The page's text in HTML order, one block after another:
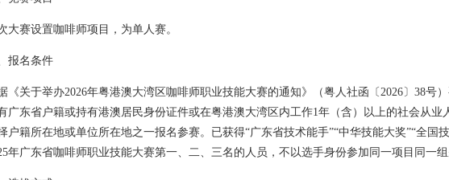
大赛设置咖啡师项目，为单人赛。
报名条件
《关于举办2026年粤港澳大湾区咖啡师职业技能大赛的通知》（粤人社函〔2026〕38号
广东省户籍或持有港澳居民身份证件或在粤港澳大湾区内工作1年（含）以上的社会从
户籍所在地或单位所在地之一报名参赛。已获得“广东省技术能手”“中华技能大奖”“全
年广东省咖啡师职业技能大赛第一、二、三名的人员，不以选手身份参加同一项目同一